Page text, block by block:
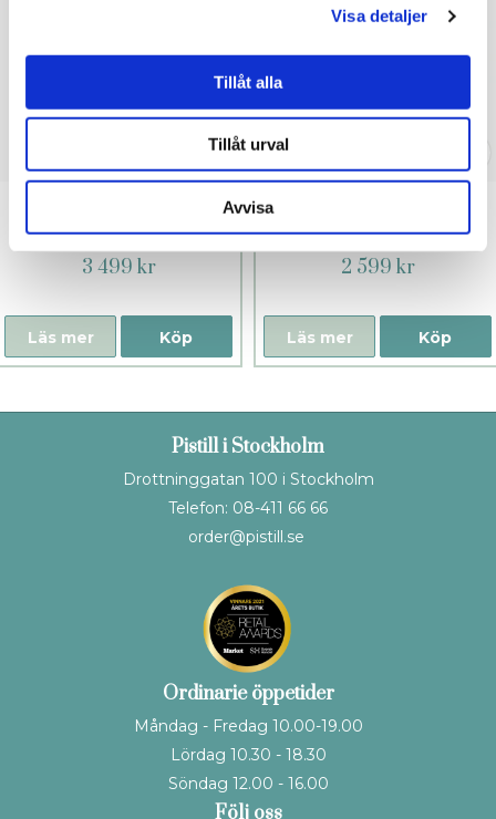
Visa detaljer
Tillåt alla
Tillåt urval
Avvisa
Sonic Svart
3 499 kr
Köp
Läs mer
Klarblå
2 599 kr
Köp
Läs mer
Pistill i Stockholm
Drottninggatan 100 i Stockholm
Telefon: 08-411 66 66
order@pistill.se
Ordinarie öppetider
Måndag - Fredag 10.00-19.00
Lördag 10.30 - 18.30
Söndag 12.00 - 16.00
Följ oss